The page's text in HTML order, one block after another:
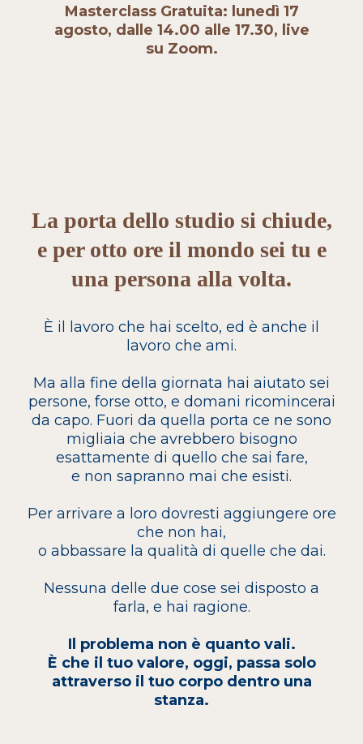
Masterclass Gratuita: lunedì 17
agosto, dalle 14.00 alle 17.30, live
su Zoom.
La porta dello studio si chiude,
e per otto ore il mondo sei tu e
una persona alla volta.
È il lavoro che hai scelto, ed è anche il
lavoro che ami.
Ma alla fine della giornata hai aiutato sei
persone, forse otto, e domani ricomincerai
da capo. Fuori da quella porta ce ne sono
migliaia che avrebbero bisogno
esattamente di quello che sai fare,
e non sapranno mai che esisti.
Per arrivare a loro dovresti aggiungere ore
che non hai,
o abbassare la qualità di quelle che dai.
Nessuna delle due cose sei disposto a
farla, e hai ragione.
Il problema non è quanto vali.
È che il tuo valore, oggi, passa solo
attraverso il tuo corpo dentro una
stanza.